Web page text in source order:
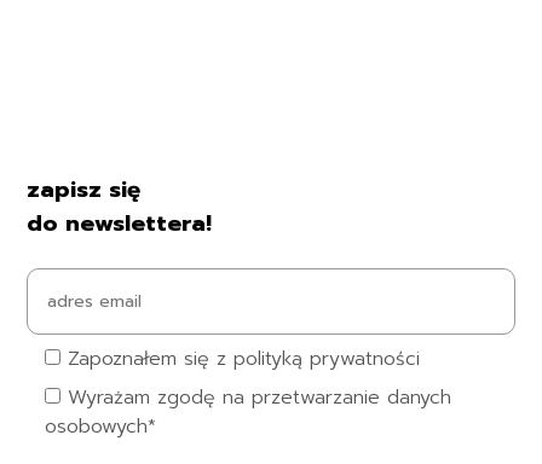
zapisz się
do newslettera!
Zapoznałem się z polityką prywatności
Wyrażam zgodę na przetwarzanie danych
osobowych*